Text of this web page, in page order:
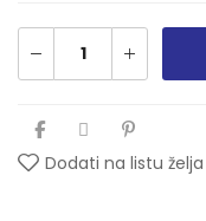
Dodati na listu želja